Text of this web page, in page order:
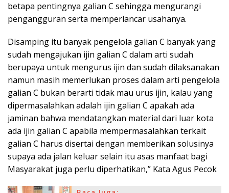
betapa pentingnya galian C sehingga mengurangi
pengangguran serta memperlancar usahanya.
Disamping itu banyak pengelola galian C banyak yang
sudah mengajukan ijin galian C dalam arti sudah
berupaya untuk mengurus ijin dan sudah dilaksanakan
namun masih memerlukan proses dalam arti pengelola
galian C bukan berarti tidak mau urus ijin, kalau yang
dipermasalahkan adalah ijin galian C apakah ada
jaminan bahwa mendatangkan material dari luar kota
ada ijin galian C apabila mempermasalahkan terkait
galian C harus disertai dengan memberikan solusinya
supaya ada jalan keluar selain itu asas manfaat bagi
Masyarakat juga perlu diperhatikan,” Kata Agus Pecok